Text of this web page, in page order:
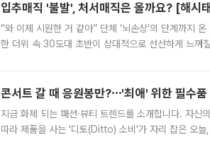
입추매직 '불발', 처서매직은 올까요? [해시
“와 이제 시원한 거 같아” 단체 ‘뇌손상’의 단계까지
한 더위 속 30도대 초반이 상대적으로 선선하게 느껴
콘서트 갈 때 응원봉만?⋯'최애' 위한 필수
지금 화제 되는 패션·뷰티 트렌드를 소개합니다. 자
따라 제품을 사는 '디토(Ditto) 소비'가 자리 잡은 오늘